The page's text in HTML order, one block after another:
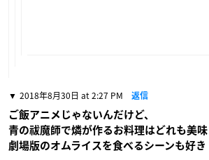
2018年8月30日 at 2:27 PM 返信
ご飯アニメじゃないんだけど、
青の祓魔師で燐が作るお料理はどれも美味
劇場版のオムライスを食べるシーンも好き